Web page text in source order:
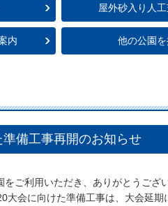
屋外砂入り人
内 他の公園
備工事再開のお知らせ
ご利用いただき、ありがとうござい
大会に向けた準備工事は、大会延